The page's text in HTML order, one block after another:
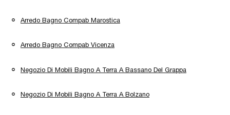
Arredo Bagno Compab Marostica
Arredo Bagno Compab Vicenza
Negozio Di Mobili Bagno A Terra A Bassano Del Grappa
Negozio Di Mobili Bagno A Terra A Bolzano